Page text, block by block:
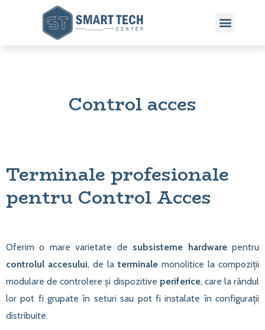
Control acces
Terminale profesionale
pentru Control Acces
Oferim o mare varietate de subsisteme hardwarepentru
controlul accesului, de la terminale monolitice la compoziții
modulare de controlere și dispozitive periferice, care la rândul
lor pot fi grupate în seturi sau pot fi instalate în configurații
distribuite.